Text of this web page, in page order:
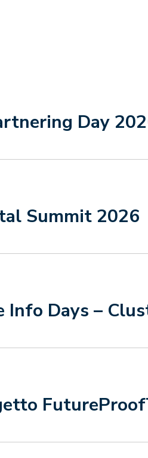
Day
Summit 2026
Info Days –